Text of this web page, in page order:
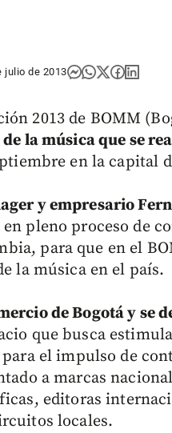
julio de 2013
2013 de BOMM
la música que se
en la capital
y empresario
pleno proceso de
para que en el
la música en el país.
de Bogotá y se
que busca
el impulso de
a marcas
editoras
locales.